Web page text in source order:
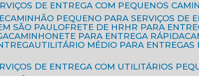
DE ENTREGA COM PEQUENOS
CAMINHÃO PEQUENO PARA SERVIÇOS DE
SÃO PAULO
FRETE DE HR
HR PARA
CAMINHONETE PARA ENTREGA RÁPIDA
UTILITÁRIO MÉDIO PARA ENTREGAS
DE ENTREGA COM UTILITÁRIOS